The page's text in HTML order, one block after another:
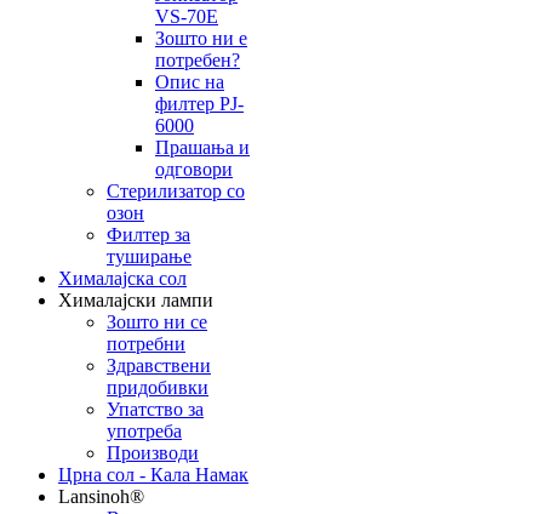
VS-70E
Зошто ни е
потребен?
Опис на
филтер PJ-
6000
Прашања и
одговори
Стерилизатор со
озон
Филтер за
туширање
Хималајска сол
Хималајски лампи
Зошто ни се
потребни
Здравствени
придобивки
Упатство за
употреба
Производи
Црна сол - Кала Намак
Lansinoh®